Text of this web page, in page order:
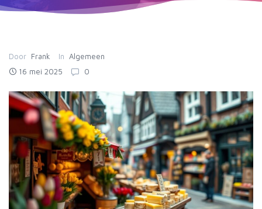
Door Frank In Algemeen
16 mei 2025
0